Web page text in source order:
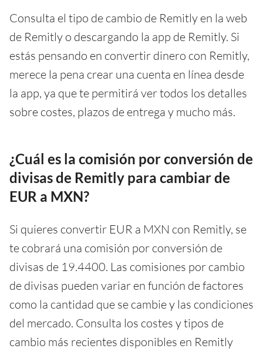
Consulta el tipo de cambio de Remitly en la web
de Remitly o descargando la app de Remitly. Si
estás pensando en convertir dinero con Remitly,
merece la pena crear una cuenta en línea desde
la app, ya que te permitirá ver todos los detalles
sobre costes, plazos de entrega y mucho más.
¿Cuál es la comisión por conversión de
divisas de Remitly para cambiar de
EUR a MXN?
Si quieres convertir EUR a MXN con Remitly, se
te cobrará una comisión por conversión de
divisas de 19.4400. Las comisiones por cambio
de divisas pueden variar en función de factores
como la cantidad que se cambie y las condiciones
del mercado. Consulta los costes y tipos de
cambio más recientes disponibles en Remitly